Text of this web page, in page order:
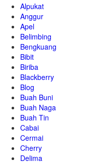
Alpukat
Anggur
Apel
Belimbing
Bengkuang
Bibit
Biriba
Blackberry
Blog
Buah Buni
Buah Naga
Buah Tin
Cabai
Cermai
Cherry
Delima